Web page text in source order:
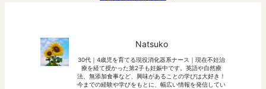
Natsuko
30代｜4歳児を育てる現役消化器系ナース｜現在不妊治
療を経て授かった第2子も妊娠中です。英語や自然療
法、無添加食事など、興味があることの学びは大好き！
今までの経験や学びをもとに、幅広い情報を発信してい